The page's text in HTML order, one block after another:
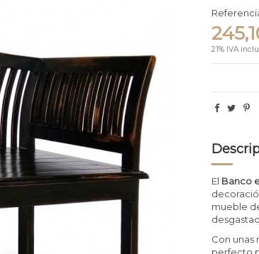
21% IVA
El Banco
mueble
Con unas